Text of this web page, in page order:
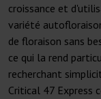
croissance et
variété
de floraison sans
ce qui la rend
recherchant
Critical 47 Express